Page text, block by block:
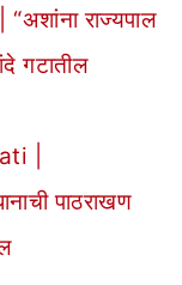
राज्यपाल
गटातील
|
पाठराखण